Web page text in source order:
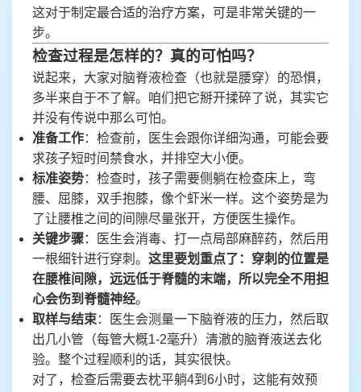
这对于制定最合适的治疗方案，可是非常关键的一
步。
检查过程是怎样的？真的可怕吗？
说起来，大家对脑脊液检查（也就是腰穿）的恐惧，
多半来自于不了解。咱们把它掰开揉碎了说，其实它
并没有传说中那么可怕。
准备工作：检查前，医生会跟你详细沟通，可能会要
求孩子短时间禁食水，并排空大小便。
标准姿势：检查时，孩子需要侧躺在检查床上，弯
腰、屈膝，双手抱膝，像个虾米一样。这个姿势是为
了让腰椎之间的间隙尽量张开，方便医生操作。
关键步骤：医生会消毒、打一点局部麻醉药，然后用
一根细针进行穿刺。 这里要划重点了：穿刺的位置是
在腰椎间隙，远远低于脊髓的末端，所以完全不用担
心会伤到脊髓神经。
取样与结束：医生会测量一下脑脊液的压力，然后取
出几小管（每管大概1-2毫升）清澈的脑脊液送去化
验。整个过程顺利的话，其实很快。
对了，检查后需要去枕平躺4到6小时，这能有效预